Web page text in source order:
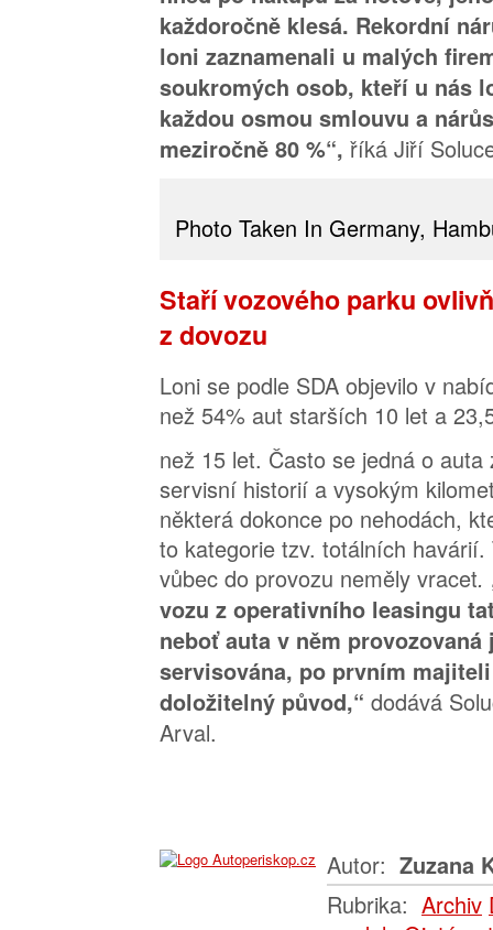
každoročně klesá. Rekordní
loni zaznamenali u malých
soukromých osob, kteří u nás
každou osmou smlouvu a
meziročně 80 %“, říká Jiří
Photo Taken In Germany,
Staří vozového parku
z dovozu
Loni se podle SDA objevilo v
než 54% aut starších 10 let a
než 15 let. Často se jedná o
servisní historií a vysokým
některá dokonce po nehodách,
to kategorie tzv. totálních havárií.
vůbec do provozu neměly vracet.
vozu z operativního leasingu
neboť auta v něm
servisována, po prvním
doložitelný původ,“ dodává
Arval.
Autor: Zuzana
Rubrika: Archiv